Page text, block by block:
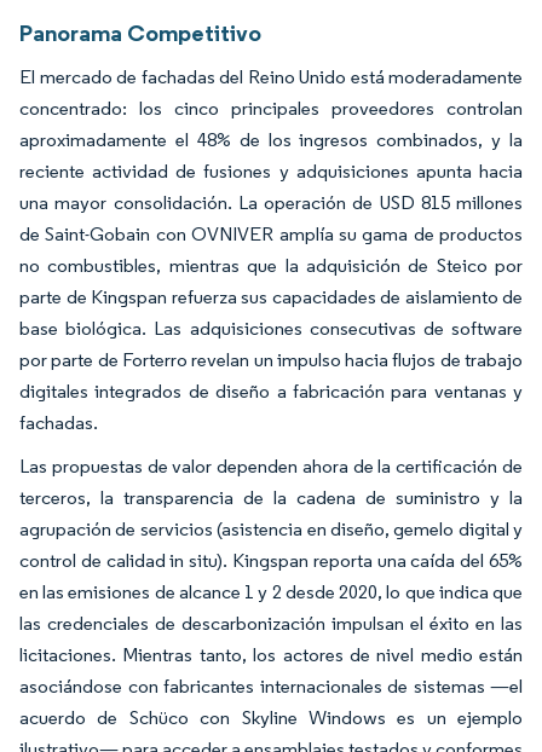
Panorama Competitivo
El mercado de fachadas del Reino Unido está moderadamente
concentrado: los cinco principales proveedores controlan
aproximadamente el 48% de los ingresos combinados, y la
reciente actividad de fusiones y adquisiciones apunta hacia
una mayor consolidación. La operación de USD 815 millones
de Saint-Gobain con OVNIVER amplía su gama de productos
no combustibles, mientras que la adquisición de Steico por
parte de Kingspan refuerza sus capacidades de aislamiento de
base biológica. Las adquisiciones consecutivas de software
por parte de Forterro revelan un impulso hacia flujos de trabajo
digitales integrados de diseño a fabricación para ventanas y
fachadas.
Las propuestas de valor dependen ahora de la certificación de
terceros, la transparencia de la cadena de suministro y la
agrupación de servicios (asistencia en diseño, gemelo digital y
control de calidad in situ). Kingspan reporta una caída del 65%
en las emisiones de alcance 1 y 2 desde 2020, lo que indica que
las credenciales de descarbonización impulsan el éxito en las
licitaciones. Mientras tanto, los actores de nivel medio están
asociándose con fabricantes internacionales de sistemas —el
acuerdo de Schüco con Skyline Windows es un ejemplo